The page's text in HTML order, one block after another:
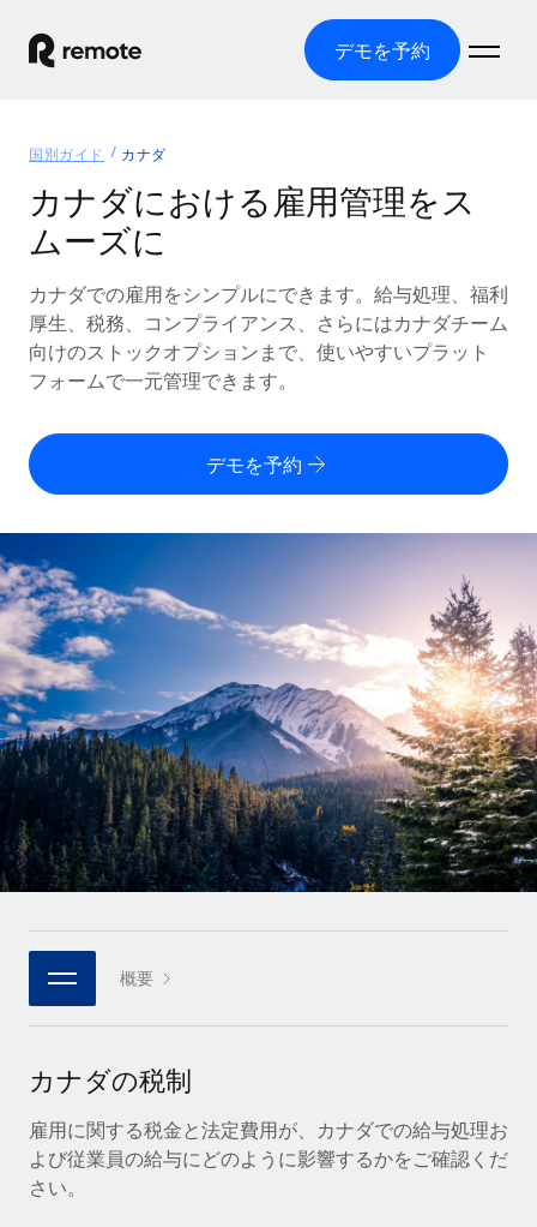
デモを予約
グローバル雇用
グローバル給与処理
コンプライアンス対応の給与処理を手軽に
Employer of Record（EOR）
グローバル展開をコストをかけずに実現
Contractor of Record
世界中の契約社員と法令を遵守して契約
PEO
複雑な雇用関連業務を外部委託
Remote統合
人事機能をワークフローにシームレスに統合する
プラットフォーム
チームのための人事の基本機能を内蔵
接続 新しい
当社のMCPを使用して、あらゆるAIツールをRemoteに接続
統合
基本的なビジネスツールを活用して業務プロセスを効率化す
専門家に相談
グローバル人事・コンプライアンスの専門サポート
ソリューション
各国の制度に対応
国別ガイド
/国別のグローバル雇用支援を検索する
Remoteを他社と比較
成長の段階
スタートアップ
成長中の企業向けのアジャイルなグローバルHR・給与処理ソ
リューション
ミッドマーケット
カスタマイズされた人事ソリューションでチームを拡大する
企業
大企業向けのグローバルHR
パートナーに登録
戦略的テクノロジーパートナー
グローバルな人事機能を柔軟に自社プラットフォームへ統合
当社とのパートナーシップの可能性を検討する
Remote Build 近日リリース予定
統合とAI自動化に関するコンサルティング
リソース
ツールと計算ツール
従業員コスト計算ツール
グローバルな契約社員向けに、通貨オプションと支払スピー
ドを確認する
REMOTEで学習
リサーチおよびガイド
活用事例
HR用語集
チェックリストおよびテンプレート
職務内容ライブラリ
ウェビナー
イベント
ニュースルーム
給与・人材情報
情報センター
価格
English
Nederlands
Français
Deutsch
Español
Italiano
Português (Portugal)
日本語
한국어
国別ガイド カナダ
カナダにおける雇用管理をス
ムーズに
カナダでの雇用をシンプルにできます。給与処理、福利
厚生、税務、コンプライアンス、さらにはカナダチーム
向けのストックオプションまで、使いやすいプラット
フォームで一元管理できます。
デモを予約
概要
カナダの税制
雇用に関する税金と法定費用が、カナダでの給与処理お
よび従業員の給与にどのように影響するかをご確認くだ
さい。